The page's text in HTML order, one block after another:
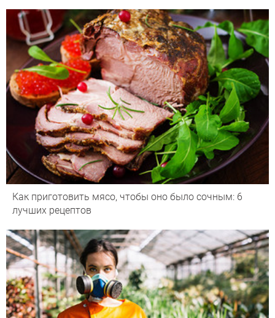
Как приготовить мясо, чтобы оно было сочным: 6
лучших рецептов